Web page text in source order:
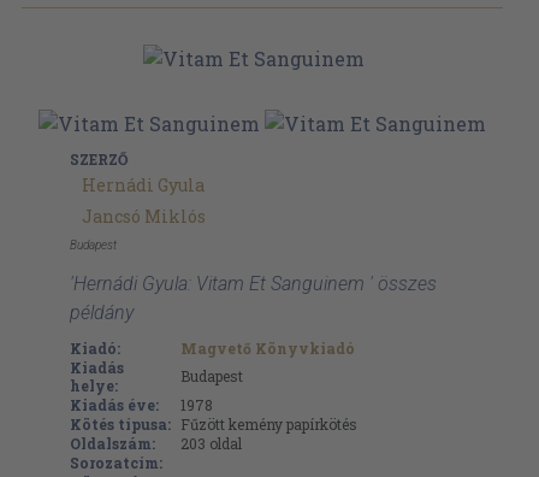
SZERZŐ
Hernádi Gyula
Jancsó Miklós
Budapest
'Hernádi Gyula: Vitam Et Sanguinem ' összes
példány
Kiadó:
Magvető Könyvkiadó
Kiadás
helye:
Budapest
Kiadás éve:
1978
Kötés típusa: Fűzött kemény papírkötés
Oldalszám:
203 oldal
Sorozatcím: